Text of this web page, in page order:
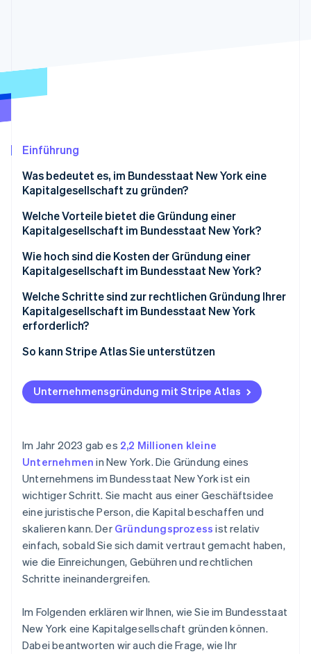
CO₂-Entnahme
Identity
Stripe-Sessions 2026
Erfahren Sie, wie Stripe Lösungen für die
Jetzt ansehen
Einführung
Was bedeutet es, im Bundesstaat New York eine
Kapitalgesellschaft zu gründen?
Welche Vorteile bietet die Gründung einer
Kapitalgesellschaft im Bundesstaat New York?
Haftungsschutz
Leichterer Zugang zu Finanzierung
Ein einfacherer Weg zum Wachstum
Zugang zum Geschäftsumfeld von New York
Langlebigkeit
Wie hoch sind die Kosten der Gründung einer
Kapitalgesellschaft im Bundesstaat New York?
Welche Schritte sind zur rechtlichen Gründung Ihrer
Kapitalgesellschaft im Bundesstaat New York
erforderlich?
Zulässigen Namen wählen
Registrierte Vertretung benennen
Gründungsurkunde einreichen
Erste Vorstandssitzung abhalten
Für Steuern in New York registrieren
Aufzeichnungen auf aktuellem Stand halten
So kann Stripe Atlas Sie unterstützen
Unternehmen mit Atlas gründen
Zahlungen und Bankgeschäfte vor Erhalt der EIN
erwerben
Automatische Einreichung des 83(b)-
Steuerformulars
Hochwertige rechtliche Unternehmensdokumente
Ein Jahr Stripe Payments gratis, plus 50.000 US-
Dollar in Partnerguthaben
Unternehmensgründung mit Stripe Atlas
Im Jahr 2023 gab es 2,2 Millionen kleine
Unternehmen in New York. Die Gründung eines
Unternehmens im Bundesstaat New York ist ein
wichtiger Schritt. Sie macht aus einer Geschäftsidee
eine juristische Person, die Kapital beschaffen und
skalieren kann. Der Gründungsprozess ist relativ
einfach, sobald Sie sich damit vertraut gemacht haben,
wie die Einreichungen, Gebühren und rechtlichen
Schritte ineinandergreifen.
Im Folgenden erklären wir Ihnen, wie Sie im Bundesstaat
New York eine Kapitalgesellschaft gründen können.
Dabei beantworten wir auch die Frage, wie Ihr